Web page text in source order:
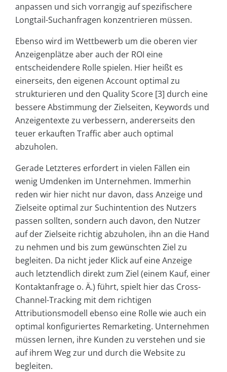
anpassen und sich vorrangig auf spezifischere
Longtail-Suchanfragen konzentrieren müssen.
Ebenso wird im Wettbewerb um die oberen vier
Anzeigenplätze aber auch der ROI eine
entscheidendere Rolle spielen. Hier heißt es
einerseits, den eigenen Account optimal zu
strukturieren und den Quality Score [3] durch eine
bessere Abstimmung der Zielseiten, Keywords und
Anzeigentexte zu verbessern, andererseits den
teuer erkauften Traffic aber auch optimal
abzuholen.
Gerade Letzteres erfordert in vielen Fällen ein
wenig Umdenken im Unternehmen. Immerhin
reden wir hier nicht nur davon, dass Anzeige und
Zielseite optimal zur Suchintention des Nutzers
passen sollten, sondern auch davon, den Nutzer
auf der Zielseite richtig abzuholen, ihn an die Hand
zu nehmen und bis zum gewünschten Ziel zu
begleiten. Da nicht jeder Klick auf eine Anzeige
auch letztendlich direkt zum Ziel (einem Kauf, einer
Kontaktanfrage o. Ä.) führt, spielt hier das Cross-
Channel-Tracking mit dem richtigen
Attributionsmodell ebenso eine Rolle wie auch ein
optimal konfiguriertes Remarketing. Unternehmen
müssen lernen, ihre Kunden zu verstehen und sie
auf ihrem Weg zur und durch die Website zu
begleiten.